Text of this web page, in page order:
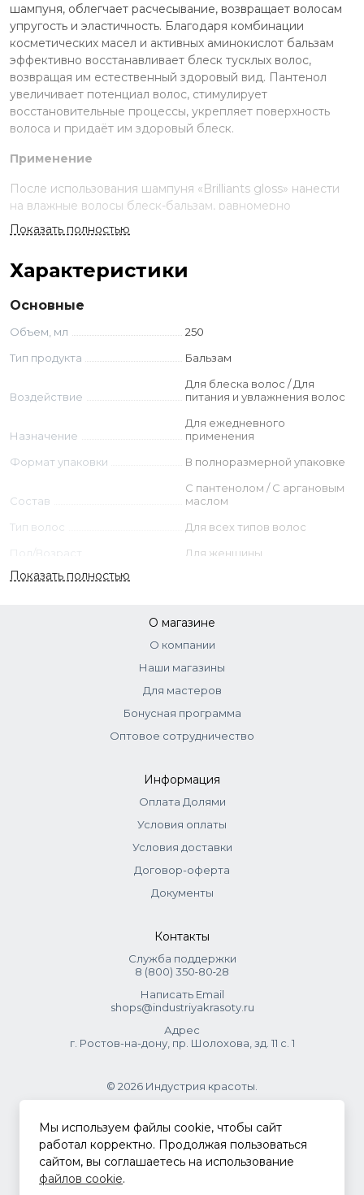
шампуня, облегчает расчесывание, возвращает волосам
упругость и эластичность. Благодаря комбинации
косметических масел и активных аминокислот бальзам
эффективно восстанавливает блеск тусклых волос,
возвращая им естественный здоровый вид. Пантенол
увеличивает потенциал волос, стимулирует
восстановительные процессы, укрепляет поверхность
волоса и придаёт им здоровый блеск.
Применение
После использования шампуня «Brilliants gloss» нанести
на влажные волосы блеск-бальзам, равномерно
распределив по волосам. Оставить на 3-5 минуты и
тщательно смыть. Подходит для частого использования.
Ингредиенты
AQUA (WATER), CETEARYL ALCOHOL, CETRIMONIUM
DIMETHICONE, PROPYLENE GLYCOL, PARFUM
(FRAGRANCE), PANTHENOL, POLYSORBATE 20, ARGANIA
SPINOSA KERNEL OIL, TETRASODIUM EDTA, CITRIC
METHYLCHLOROISOTHIAZOLINONE,
Показать полностью
Характеристики
Основные
Объем, мл
250
Тип продукта
Бальзам
Воздействие
Для блеска волос / Для
питания и увлажнения волос
Назначение
Для ежедневного
применения
Формат упаковки
В полноразмерной упаковке
Состав
C пантенолом / С аргановым
маслом
Тип волос
Для всех типов волос
Пол/Возраст
Для женщины
Показать полностью
О магазине
О компании
Наши магазины
Для мастеров
Бонусная программа
Оптовое сотрудничество
Информация
Оплата Долями
Условия оплаты
Условия доставки
Договор-оферта
Документы
Контакты
Служба поддержки
8 (800) 350‑80‑28
Написать Email
shops@industriyakrasoty.ru
Адрес
г. Ростов-на-дону, пр. Шолохова, зд. 11 с. 1
© 2026 Индустрия красоты.
.
Политика конфиденциальности
Мы используем файлы cookie, чтобы сайт
работал корректно. Продолжая пользоваться
сайтом, вы соглашаетесь на использование
файлов cookie.